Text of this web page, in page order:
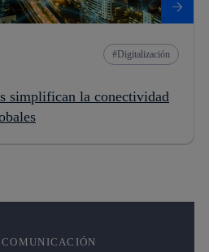
Digitalización
simplifican la conectividad